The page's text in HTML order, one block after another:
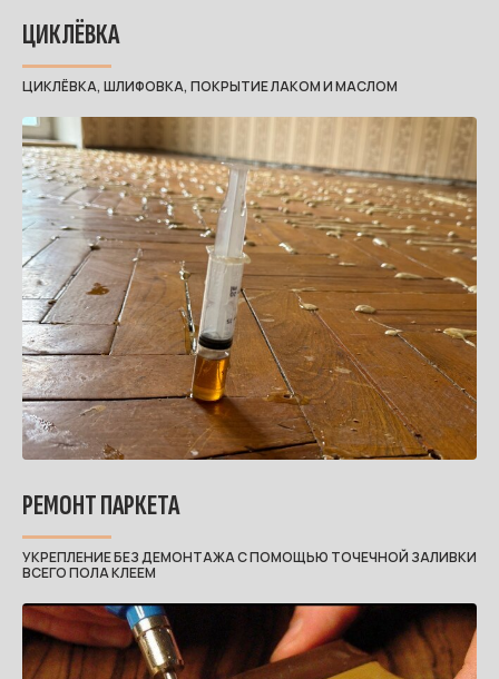
ЦИКЛЁВКА
ЦИКЛЁВКА, ШЛИФОВКА, ПОКРЫТИЕ ЛАКОМ И МАСЛОМ
РЕМОНТ ПАРКЕТА
УКРЕПЛЕНИЕ БЕЗ ДЕМОНТАЖА С ПОМОЩЬЮ ТОЧЕЧНОЙ ЗАЛИВКИ
ВСЕГО ПОЛА КЛЕЕМ